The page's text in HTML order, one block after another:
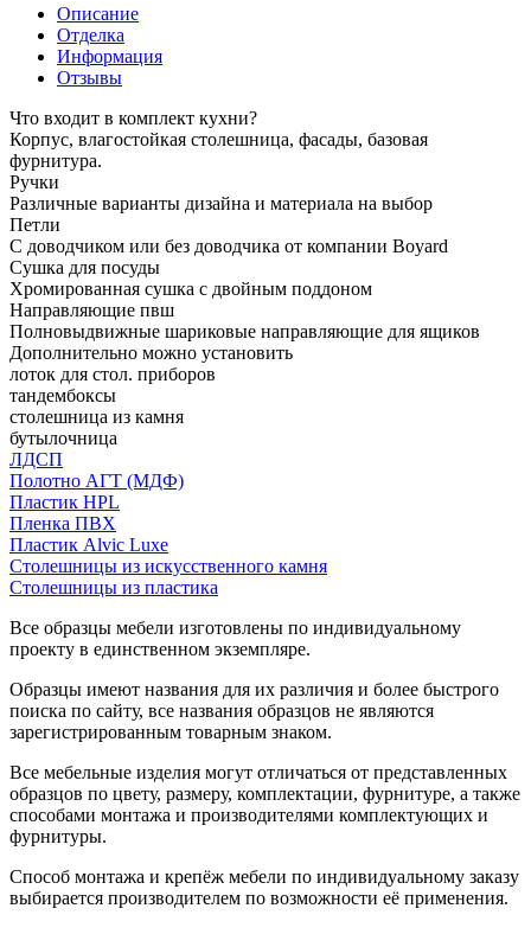
Описание
Отделка
Информация
Отзывы
Что входит в комплект кухни?
Корпус, влагостойкая столешница, фасады, базовая
фурнитура.
Ручки
Различные варианты дизайна и материала на выбор
Петли
С доводчиком или без доводчика от компании Boyard
Сушка для посуды
Хромированная сушка с двойным поддоном
Направляющие пвш
Полновыдвижные шариковые направляющие для ящиков
Дополнительно можно установить
лоток для стол. приборов
тандембоксы
столешница из камня
бутылочница
ЛДСП
Полотно АГТ (МДФ)
Пластик HPL
Пленка ПВХ
Пластик Alvic Luxe
Столешницы из искусственного камня
Столешницы из пластика
Все образцы мебели изготовлены по индивидуальному
проекту в единственном экземпляре.
Образцы имеют названия для их различия и более быстрого
поиска по сайту, все названия образцов не являются
зарегистрированным товарным знаком.
Все мебельные изделия могут отличаться от представленных
образцов по цвету, размеру, комплектации, фурнитуре, а также
способами монтажа и производителями комплектующих и
фурнитуры.
Способ монтажа и крепёж мебели по индивидуальному заказу
выбирается производителем по возможности её применения.